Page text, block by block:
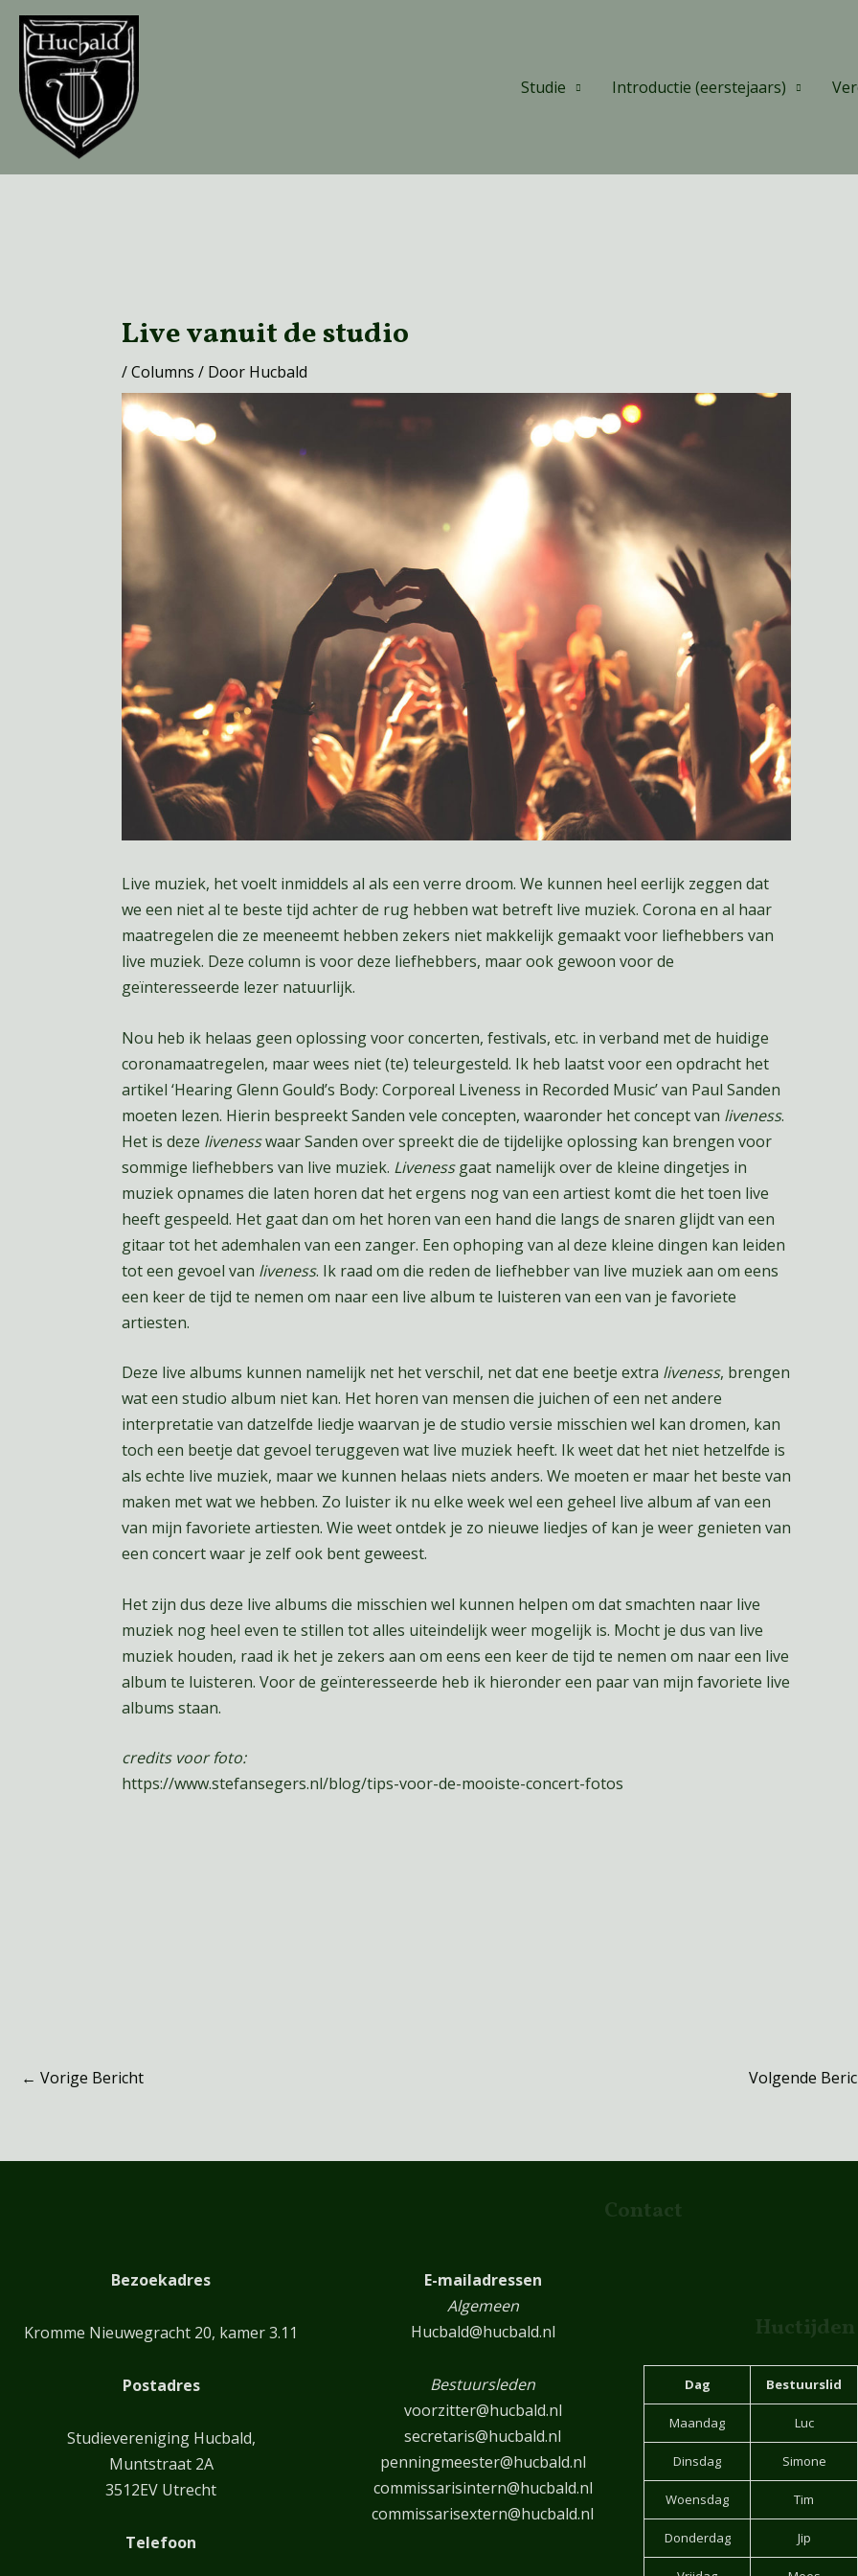
naar
inhoud
Studie Introductie (eerstejaars)
Live vanuit de studio
/Columns / Door Hucbald
Live muziek, het voelt inmiddels al als een verre droom. We kunnen heel eerlijk zeggen dat
we een niet al te beste tijd achter de rug hebben wat betreft live muziek. Corona en al haar
maatregelen die ze meeneemt hebben zekers niet makkelijk gemaakt voor liefhebbers van
live muziek. Deze column is voor deze liefhebbers, maar ook gewoon voor de
geïnteresseerde lezer natuurlijk.
Nou heb ik helaas geen oplossing voor concerten, festivals, etc. in verband met de huidige
coronamaatregelen, maar wees niet (te) teleurgesteld. Ik heb laatst voor een opdracht het
artikel ‘Hearing Glenn Gould’s Body: Corporeal Liveness in Recorded Music’ van Paul Sanden
moeten lezen. Hierin bespreekt Sanden vele concepten, waaronder het concept van liveness.
Het is deze livenesswaar Sanden over spreekt die de tijdelijke oplossing kan brengen voor
sommige liefhebbers van live muziek. Livenessgaat namelijk over de kleine dingetjes in
muziek opnames die laten horen dat het ergens nog van een artiest komt die het toen live
heeft gespeeld. Het gaat dan om het horen van een hand die langs de snaren glijdt van een
gitaar tot het ademhalen van een zanger. Een ophoping van al deze kleine dingen kan leiden
tot een gevoel van liveness. Ik raad om die reden de liefhebber van live muziek aan om eens
een keer de tijd te nemen om naar een live album te luisteren van een van je favoriete
artiesten.
Deze live albums kunnen namelijk net het verschil, net dat ene beetje extra liveness, brengen
wat een studio album niet kan. Het horen van mensen die juichen of een net andere
interpretatie van datzelfde liedje waarvan je de studio versie misschien wel kan dromen, kan
toch een beetje dat gevoel teruggeven wat live muziek heeft. Ik weet dat het niet hetzelfde is
als echte live muziek, maar we kunnen helaas niets anders. We moeten er maar het beste van
maken met wat we hebben. Zo luister ik nu elke week wel een geheel live album af van een
van mijn favoriete artiesten. Wie weet ontdek je zo nieuwe liedjes of kan je weer genieten van
een concert waar je zelf ook bent geweest.
Het zijn dus deze live albums die misschien wel kunnen helpen om dat smachten naar live
muziek nog heel even te stillen tot alles uiteindelijk weer mogelijk is. Mocht je dus van live
muziek houden, raad ik het je zekers aan om eens een keer de tijd te nemen om naar een live
album te luisteren. Voor de geïnteresseerde heb ik hieronder een paar van mijn favoriete live
albums staan.
credits voor foto:
https://www.stefansegers.nl/blog/tips-voor-de-mooiste-concert-fotos
← Vorige Bericht Volgende
Contact
Bezoekadres
Kromme Nieuwegracht 20, kamer 3.11
Postadres
Studievereniging Hucbald,
Muntstraat 2A
3512EV Utrecht
Telefoon
E-mailadressen
Algemeen
Hucbald@hucbald.nl
Bestuursleden
voorzitter@hucbald.nl
secretaris@hucbald.nl
penningmeester@hucbald.nl
commissarisintern@hucbald.nl
commissarisextern@hucbald.nl
Huctijden
Dag Bestuurslid
Maandag Luc
Dinsdag Simone
Woensdag Tim
Donderdag Jip